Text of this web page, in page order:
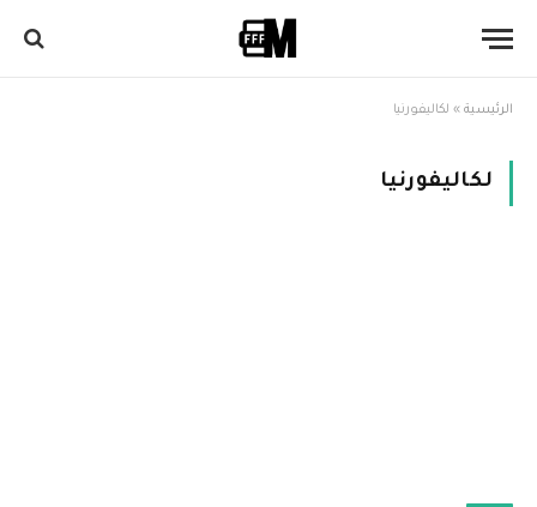
الرئيسية » لكاليفورنيا
لكاليفورنيا